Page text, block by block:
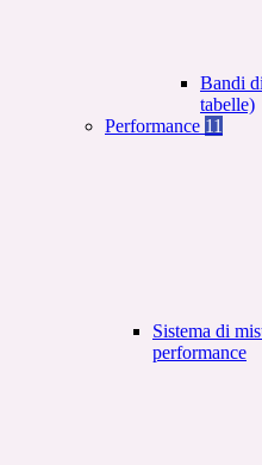
Bandi
tabelle)
Performance 11
Sistema di
performance